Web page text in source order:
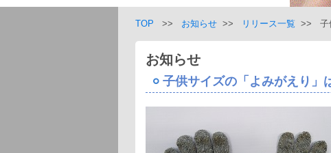
TOP >> お知らせ >> リリース一覧 >> 子
お知らせ
子供サイズの「よみがえり」